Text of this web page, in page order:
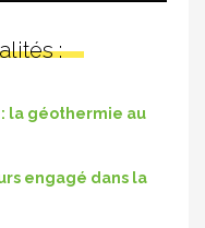
:
la géothermie au
engagé dans la